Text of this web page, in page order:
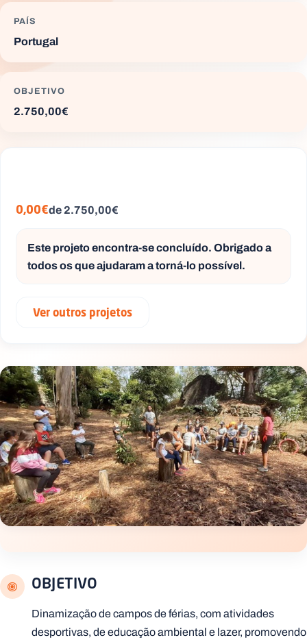
PAÍS
Portugal
OBJETIVO
2.750,00€
0,00€de 2.750,00€
Este projeto encontra-se concluído. Obrigado a
todos os que ajudaram a torná-lo possível.
Ver outros projetos
OBJETIVO
Dinamização de campos de férias, com atividades
desportivas, de educação ambiental e lazer, promovendo
S
e
s
o
t
A
g
e
n
d
a
C
o
n
t
a
c
t
o
s
N
e
tt